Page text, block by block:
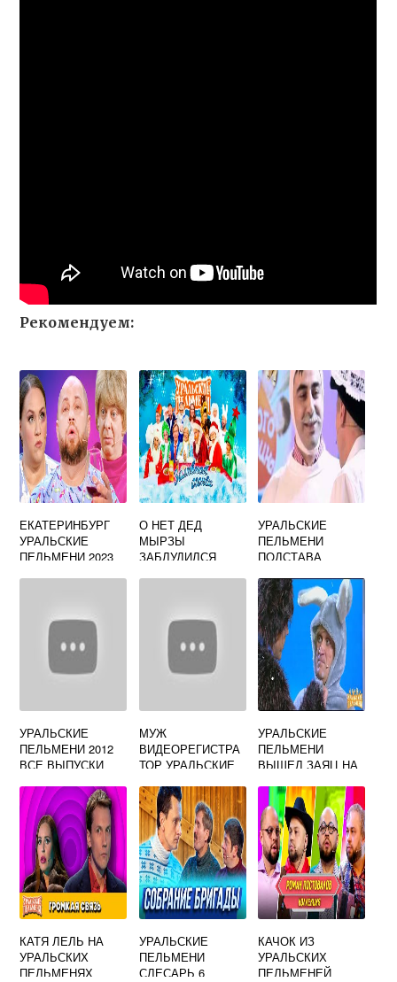
Рекомендуем:
ЕКАТЕРИНБУРГ
УРАЛЬСКИЕ
ПЕЛЬМЕНИ 2023
О НЕТ ДЕД
МЫРЗЫ
ЗАБЛУДИЛСЯ
УРАЛЬСКИЕ
ПЕЛЬМЕНИ
ПОДСТАВА
УРАЛЬСКИЕ
ПЕЛЬМЕНИ 2012
ВСЕ ВЫПУСКИ
МУЖ
ВИДЕОРЕГИСТРА
ТОР УРАЛЬСКИЕ
УРАЛЬСКИЕ
ПЕЛЬМЕНИ
ВЫШЕЛ ЗАЯЦ НА
ПОЧЕСАТЬ СВОЕ
КАТЯ ЛЕЛЬ НА
УРАЛЬСКИХ
ПЕЛЬМЕНЯХ
УРАЛЬСКИЕ
ПЕЛЬМЕНИ
СЛЕСАРЬ 6
КАЧОК ИЗ
УРАЛЬСКИХ
ПЕЛЬМЕНЕЙ